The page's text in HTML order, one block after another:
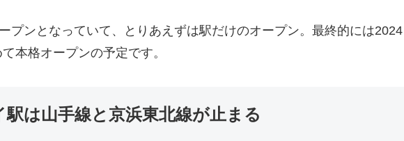
プンとなっていて、とりあえずは駅だけのオープン。最終的には2024
本格オープンの予定です。
は山手線と京浜東北線が止まる